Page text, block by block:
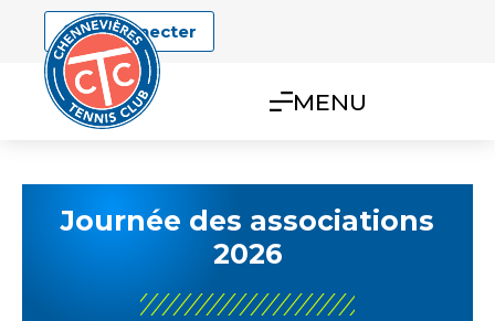
Se connecter
MENU
Journée des associations
2026